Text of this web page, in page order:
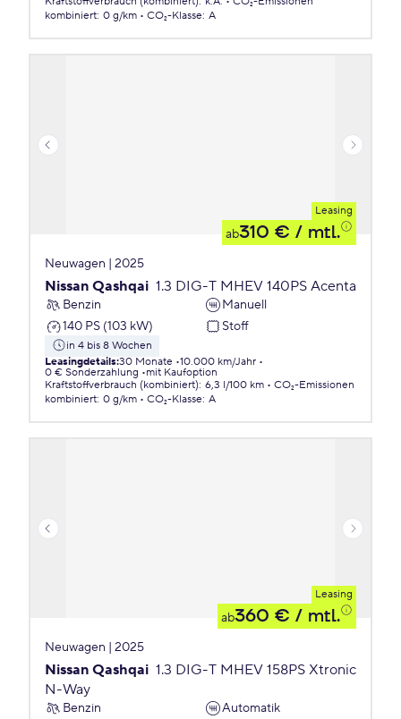
kombiniert: 0 g/km CO₂-Klasse: A
Leasing
ab310 € / mtl.
Neuwagen | 2025
Nissan Qashqai 1.3 DIG-T MHEV 140PS Acenta
Benzin
Manuell
140 PS (103 kW)
Stoff
in 4 bis 8 Wochen
Leasingdetails:30 Monate 10.000 km/Jahr
0 € Sonderzahlung
mit Kaufoption
Kraftstoffverbrauch (kombiniert): 6,3 l/100 km
CO₂-Emissionen
kombiniert: 0 g/km CO₂-Klasse: A
Leasing
ab360 € / mtl.
Neuwagen | 2025
Nissan Qashqai 1.3 DIG-T MHEV 158PS Xtronic
N-Way
Benzin
Automatik